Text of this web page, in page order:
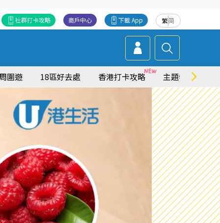
繁简
下載 App
商戶中心
社群打卡攻略
圍遊 18區好去處 香港打卡攻略 主題特集